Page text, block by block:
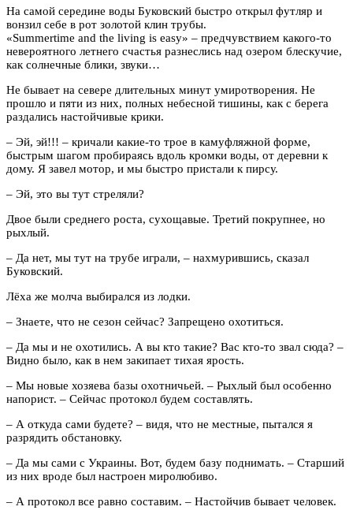
На самой середине воды Буковский быстро открыл футляр и
вонзил себе в рот золотой клин трубы.
«Summertime and the living is easy» – предчувствием какого-то
невероятного летнего счастья разнеслись над озером блескучие,
как солнечные блики, звуки…
Не бывает на севере длительных минут умиротворения. Не
прошло и пяти из них, полных небесной тишины, как с берега
раздались настойчивые крики.
– Эй, эй!!! – кричали какие-то трое в камуфляжной форме,
быстрым шагом пробираясь вдоль кромки воды, от деревни к
дому. Я завел мотор, и мы быстро пристали к пирсу.
– Эй, это вы тут стреляли?
Двое были среднего роста, сухощавые. Третий покрупнее, но
рыхлый.
– Да нет, мы тут на трубе играли, – нахмурившись, сказал
Буковский.
Лёха же молча выбирался из лодки.
– Знаете, что не сезон сейчас? Запрещено охотиться.
– Да мы и не охотились. А вы кто такие? Вас кто-то звал сюда? –
Видно было, как в нем закипает тихая ярость.
– Мы новые хозяева базы охотничьей. – Рыхлый был особенно
напорист. – Сейчас протокол будем составлять.
– А откуда сами будете? – видя, что не местные, пытался я
разрядить обстановку.
– Да мы сами с Украины. Вот, будем базу поднимать. – Старший
из них вроде был настроен миролюбиво.
– А протокол все равно составим. – Настойчив бывает человек.